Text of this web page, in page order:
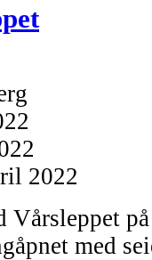
2022
Vårsleppet
med